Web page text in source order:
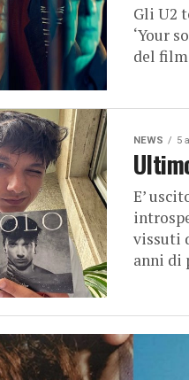
Gli U2
‘Your
del film
NEWS 5
E’
vissuti
anni di